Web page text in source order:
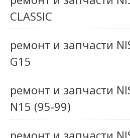
CLASSIC
ремонт и запчасти
G15
ремонт и запчасти
N15 (95-99)
ремонт и запчасти